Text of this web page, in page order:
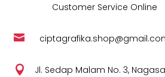
Customer Service Online


Jl. Sedap Malam No. 3,